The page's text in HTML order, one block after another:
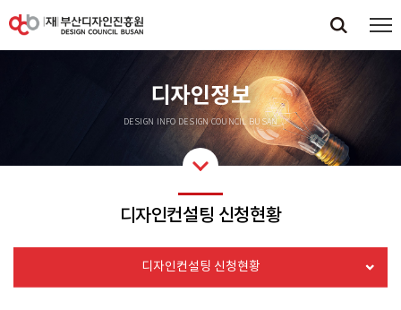
디자인정보
DESIGN INFO DESIGN COUNCIL BUSAN
디자인컨설팅 신청현황
디자인컨설팅 신청현황